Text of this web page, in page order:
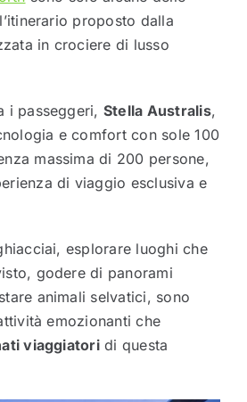
proposto dalla
in crociere di lusso
i passeggeri, Stella Australis,
e comfort con sole 100
massima di 200 persone,
di viaggio esclusiva e
esplorare luoghi che
godere di panorami
animali selvatici, sono
emozionanti che
viaggiatoridi questa